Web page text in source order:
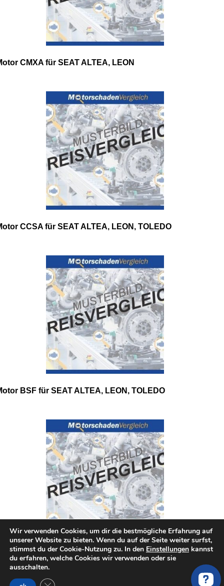
CMXA für SEAT ALTEA, LEON
CCSA für SEAT ALTEA, LEON, TOLEDO
BSF für SEAT ALTEA, LEON, TOLEDO
BSE für SEAT ALTEA, LEON, TOLEDO
Wir verwenden Cookies, um dir die bestmögliche Erfahrung auf
unserer Website zu bieten. Wenn du auf der Seite weiter surfst,
stimmst du der Cookie-Nutzung zu. In den Einstellungen kannst
du erfahren, welche Cookies wir verwenden oder sie
ausschalten.
GDPR Cookie-Banner schließen